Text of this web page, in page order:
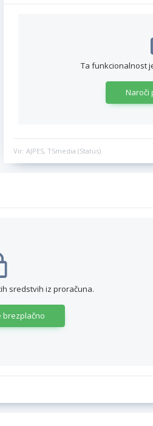
Ta funkcionalnost
Naroči
Vir: AJPES, TSmedia (Status)
sredstvih iz proračuna.
brezplačno